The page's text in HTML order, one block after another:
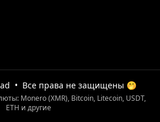
• Все права не защищены 🤭
Monero (XMR), Bitcoin, Litecoin, USDT,
ETH и другие